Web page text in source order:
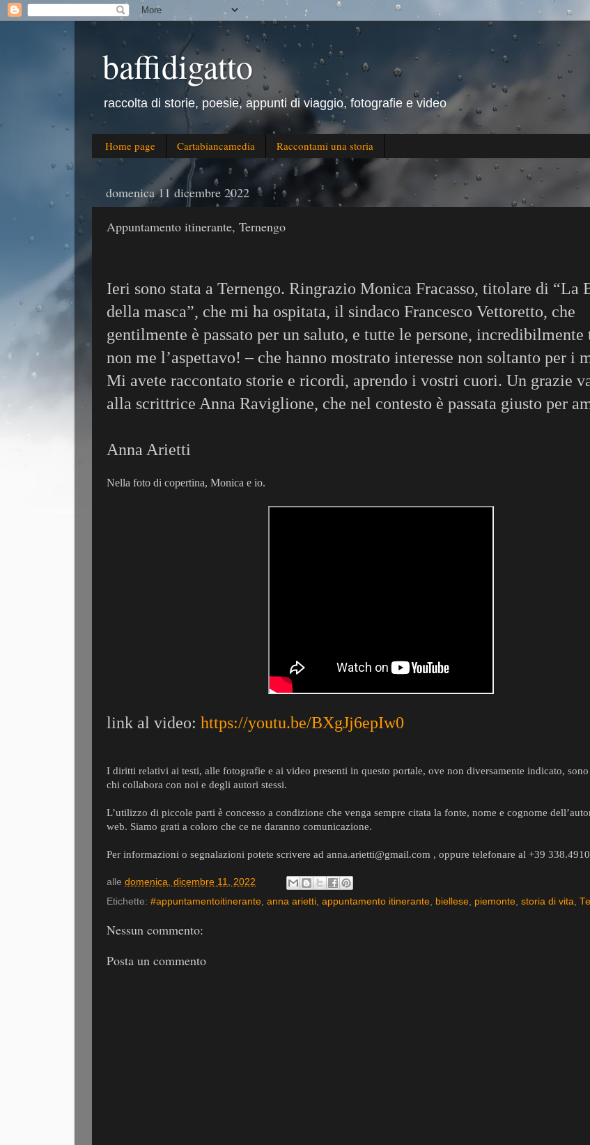
baffidigatto
raccolta di storie, poesie, appunti di viaggio, fotografie e video
Home page Cartabiancamedia Raccontami una storia
domenica 11 dicembre 2022
Appuntamento itinerante, Ternengo
Ieri sono stata a Ternengo. Ringrazio Monica Fracasso, titolare di “La
della masca”, che mi ha ospitata, il sindaco Francesco Vettoretto, che
gentilmente è passato per un saluto, e tutte le persone, incredibilmente
non me l’aspettavo! – che hanno mostrato interesse non soltanto per i
Mi avete raccontato storie e ricordi, aprendo i vostri cuori. Un grazie
alla scrittrice Anna Raviglione, che nel contesto è passata giusto per
Anna Arietti
Nella foto di copertina, Monica e io.
link al video: https://youtu.be/BXgJj6epIw0
I diritti relativi ai testi, alle fotografie e ai video presenti in questo portale, ove non diversamente indicato,
chi collabora con noi e degli autori stessi.
L’utilizzo di piccole parti è concesso a condizione che venga sempre citata la fonte, nome e cognome
web. Siamo grati a coloro che ce ne daranno comunicazione.
Per informazioni o segnalazioni potete scrivere ad anna.arietti@gmail.com , oppure telefonare al +39
alle domenica, dicembre 11, 2022
Etichette: #appuntamentoitinerante, anna arietti, appuntamento itinerante, biellese, piemonte, storia di vita,
Nessun commento:
Posta un commento